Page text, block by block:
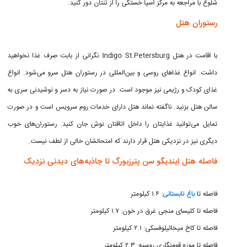
شلوغ با مراجعه به مرکز اسپا خستگی را از تنتان دور کنید.
رستوران هتل
با اقامت در هتل Indigo St.Petersburg نگرانی از بابت صرف غذا نخواهید
داشت. انواع غذاهای روسی و بین‌المللی در رستوران هتل سرو می‌شود. انواع
غذای کودک و رژیمی نیز موجود است. در صورت نیاز به دسر و نوشیدنی سری به
سالن هتل بزنید. ناگفته نماند هتل دارای خدمات روم سرویس است و در صورت
تمایل می‌توانید غذایتان را داخل اتاقتان نوش جان کنید. رستوران‌های خوب
دیگری نیز در نزدیکی هتل قرار دارند که امتحانشان خالی از لطف نیست.
فاصله هتل ایندیگو سن پترزبورگ تا جاذبه‌های دیدنی نزدیک
فاصله تاباغ تابستانی: ۱.۶ کیلومتر
فاصله تا کلیسای منجی غرق در خون: ۱.۷ کیلومتر
فاصله تا کاخ میخائیلوفسکی: ۲.۱ کیلومتر